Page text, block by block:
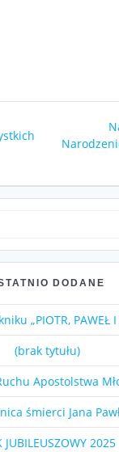
DODANE
„PIOTR, PAWEŁ I
(brak tytułu)
Apostolstwa
śmierci Jana
JUBILEUSZOWY 2025